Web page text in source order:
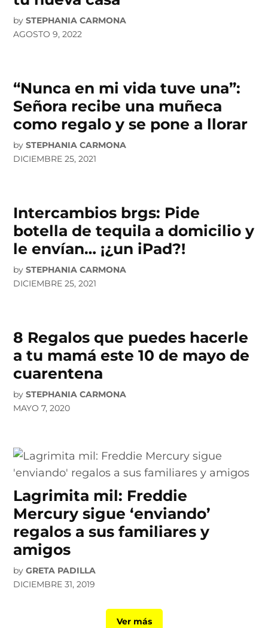
by STEPHANIA CARMONA
AGOSTO 9, 2022
“Nunca en mi vida tuve una”:
Señora recibe una muñeca
como regalo y se pone a llorar
by STEPHANIA CARMONA
DICIEMBRE 25, 2021
Intercambios brgs: Pide
botella de tequila a domicilio y
le envían… ¡¿un iPad?!
by STEPHANIA CARMONA
DICIEMBRE 25, 2021
8 Regalos que puedes hacerle
a tu mamá este 10 de mayo de
cuarentena
by STEPHANIA CARMONA
MAYO 7, 2020
Lagrimita mil: Freddie
Mercury sigue ‘enviando’
regalos a sus familiares y
amigos
by GRETA PADILLA
DICIEMBRE 31, 2019
Ver más